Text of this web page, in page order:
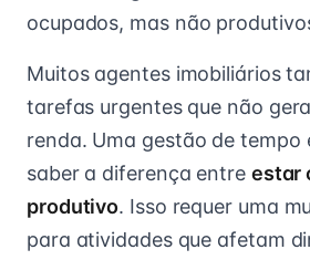
ocupados, mas não
Muitos agentes imobiliários
tarefas urgentes que não
renda. Uma gestão de tempo
saber a diferença entre estar
produtivo. Isso requer uma
para atividades que afetam